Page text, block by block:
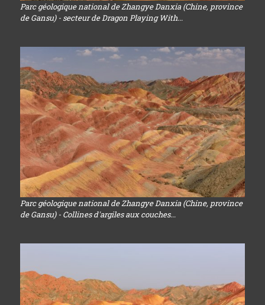
Parc géologique national de Zhangye Danxia (Chine, province
de Gansu) - secteur de Dragon Playing With...
Parc géologique national de Zhangye Danxia (Chine, province
de Gansu) - Collines d'argiles aux couches...